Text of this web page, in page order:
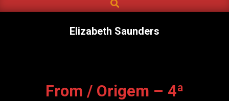
Navigation
Elizabeth Saunders
From / Origem – 4ª